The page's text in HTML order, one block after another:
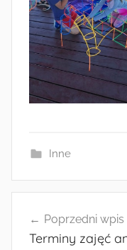
Inne
wpisuPoprzedni wpis
Terminy zajęć